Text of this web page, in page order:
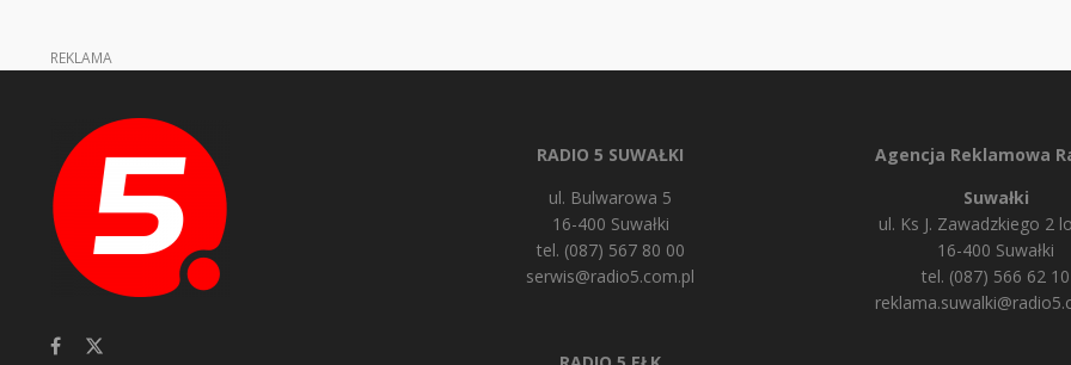
REKLAMA
RADIO 5 SUWAŁKI
ul. Bulwarowa 5
16-400 Suwałki
tel. (087) 567 80 00
serwis@radio5.com.pl
Agencja Reklamowa
Suwałki
ul. Ks J. Zawadzkiego 2
16-400 Suwałki
tel. (087) 566 62 10